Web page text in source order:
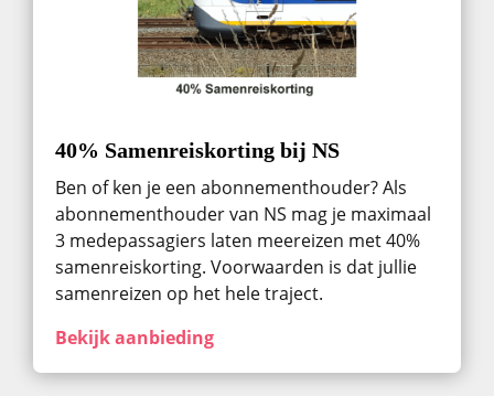
40% Samenreiskorting bij NS
Ben of ken je een abonnementhouder? Als
abonnementhouder van NS mag je maximaal
3 medepassagiers laten meereizen met 40%
samenreiskorting. Voorwaarden is dat jullie
samenreizen op het hele traject.
Bekijk aanbieding